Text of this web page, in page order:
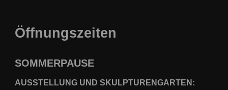
Öffnungszeiten
SOMMERPAUSE
AUSSTELLUNG UND SKULPTURENGARTEN: